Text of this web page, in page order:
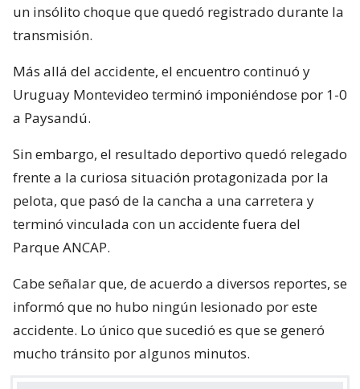
un insólito choque que quedó registrado durante la
transmisión.
Más allá del accidente, el encuentro continuó y
Uruguay Montevideo terminó imponiéndose por 1-0
a Paysandú.
Sin embargo, el resultado deportivo quedó relegado
frente a la curiosa situación protagonizada por la
pelota, que pasó de la cancha a una carretera y
terminó vinculada con un accidente fuera del
Parque ANCAP.
Cabe señalar que, de acuerdo a diversos reportes, se
informó que no hubo ningún lesionado por este
accidente. Lo único que sucedió es que se generó
mucho tránsito por algunos minutos.